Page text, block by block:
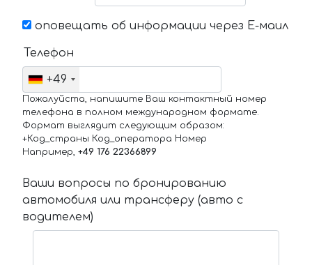
оповещать об информации через Е-маил
Телефон
+49
Пожалуйста, напишите Ваш контактный номер
телефона в полном международном формате.
Формат выглядит следующим образом:
+Код_страны Код_оператора Номер
Например, +49 176 22366899
Ваши вопросы по бронированию
автомобиля или трансферу (авто с
водителем)